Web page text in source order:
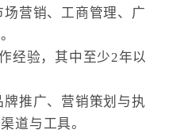
场营销、工商管理、广
经验，其中至少2年以
牌推广、营销策划与执
道与工具。